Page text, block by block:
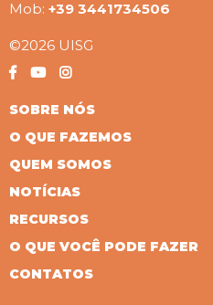
Mob: +39 3441734506
©2026 UISG
SOBRE NÓS
O QUE FAZEMOS
QUEM SOMOS
NOTÍCIAS
RECURSOS
O QUE VOCÊ PODE FAZER
CONTATOS